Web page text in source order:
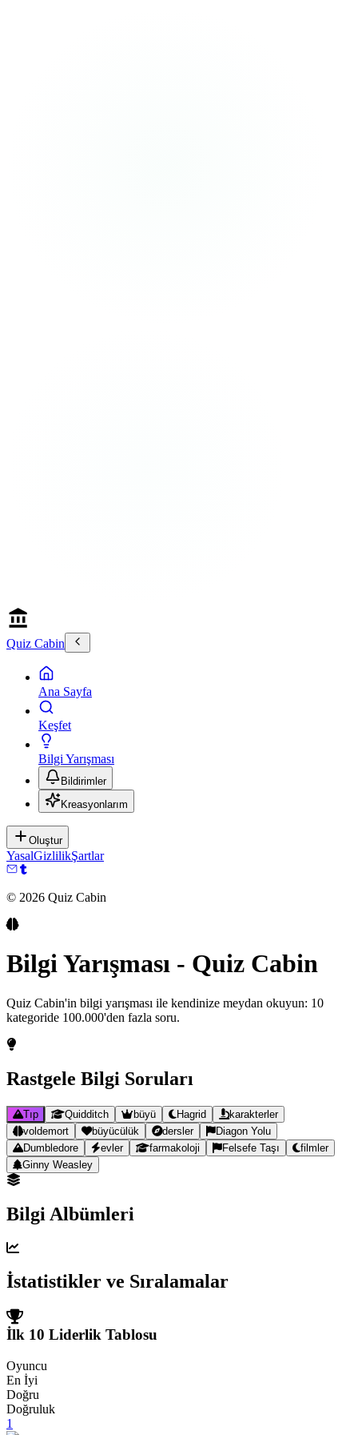
Quiz Cabin
Ana Sayfa
Keşfet
Bilgi Yarışması
Bildirimler
Kreasyonlarım
Oluştur
YasalGizlilikŞartlar
© 2026 Quiz Cabin
Bilgi Yarışması - Quiz Cabin
Quiz Cabin'in bilgi yarışması ile kendinize meydan okuyun: 10
kategoride 100.000'den fazla soru.
Rastgele Bilgi Soruları
Tıp Quidditch büyü Hagrid
karakterler
voldemort
büyücülük dersler
Diagon Yolu
Dumbledore
evler farmakoloji Felsefe Taşı
filmler
Ginny Weasley
Bilgi Albümleri
İstatistikler ve Sıralamalar
İlk 10 Liderlik Tablosu
Oyuncu
En İyi
Doğru
Doğruluk
1